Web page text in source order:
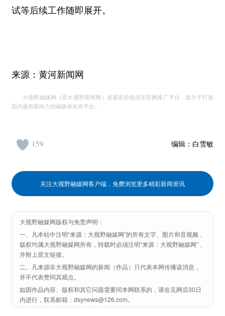
试等后续工作随即展开。
来源：黄河新闻网
大视野融媒网（原大视野新闻网）是最富价值的互联网推广平台，致力于打造
国内最有影响力的融媒体发布平台。
编辑： 白雪敏
159
关注大视野融媒网客户端，免费浏览更多精彩新闻资讯
大视野融媒网版权与免责声明：
一、凡本站中注明“来源：大视野融媒网”的所有文字、图片和音视频，
版权均属大视野融媒网所有，转载时必须注明“来源：大视野融媒网”，
并附上原文链接。
二、凡来源非大视野融媒网的新闻（作品）只代表本网传播该消息，
并不代表赞同其观点。
如因作品内容、版权和其它问题需要同本网联系的，请在见网后30日
内进行，联系邮箱：dsynews@126.com。